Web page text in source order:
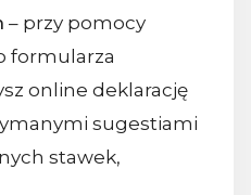
– przy pomocy
formularza
online deklarację
sugestiami
stawek,